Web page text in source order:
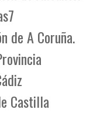
de A Coruña.
Castilla